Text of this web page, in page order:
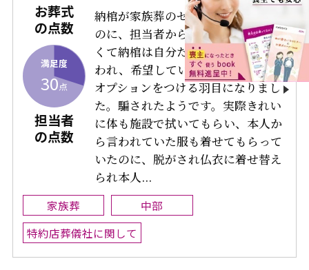
お葬式
の点数
満足度
30点
担当者
の点数
納棺が家族葬のセットに入っている
のに、担当者からセットに入ってな
くて納棺は自分たちでするように言
われ、希望していなかった納棺師の
オプションをつける羽目になりまし
た。騙されたようです。実際きれい
に体も施設で拭いてもらい、本人か
ら言われていた服も着せてもらって
いたのに、脱がされ仏衣に着せ替え
られ本人...
家族葬
中部
特約店葬儀社に関して